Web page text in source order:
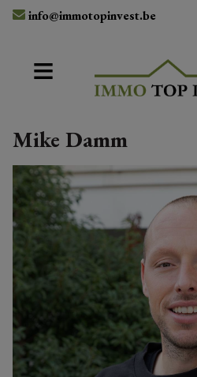
info@immotopinvest.be
Mike Damm